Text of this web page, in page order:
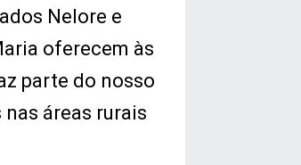
Nelore e
oferecem às
parte do nosso
áreas rurais